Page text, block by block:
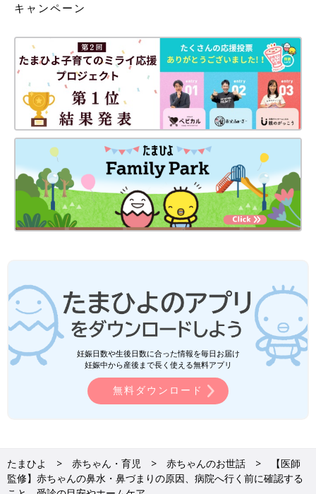
キャンペーン
妊娠日数や生後日数に合った情報を毎日お届け
妊娠中から産後まで長く使える無料アプリ
無料ダウンロード
たまひよ 赤ちゃん・育児 赤ちゃんのお世話
【医師
監修】赤ちゃんの鼻水・鼻づまりの原因、病院へ行く前に確認する